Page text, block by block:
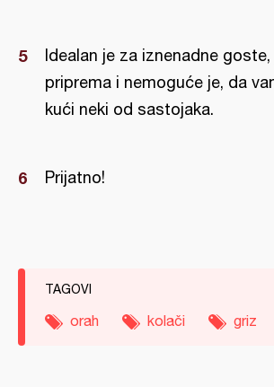
Idealan je za iznenadne
priprema i nemoguće je, da
kući neki od sastojaka.
Prijatno!
TAGOVI
orah kolači griz